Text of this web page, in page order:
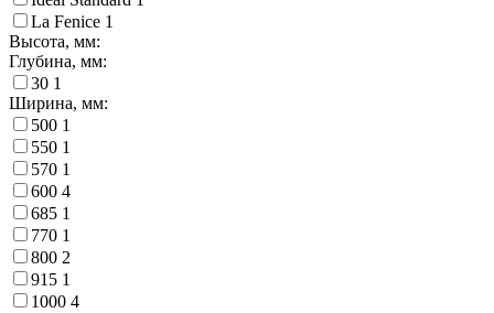
La Fenice 1
Высота, мм:
Глубина, мм:
30 1
Ширина, мм:
500 1
550 1
570 1
600 4
685 1
770 1
800 2
915 1
1000 4